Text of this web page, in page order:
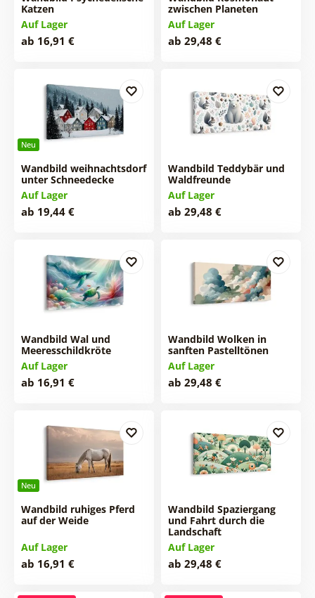
Katzen
Auf Lager
ab 16,91 €
zwischen Planeten
Auf Lager
ab 29,48 €
Neu
Wandbild weihnachtsdorf
unter Schneedecke
Auf Lager
ab 19,44 €
Wandbild Teddybär und
Waldfreunde
Auf Lager
ab 29,48 €
Wandbild Wal und
Meeresschildkröte
Auf Lager
ab 16,91 €
Wandbild Wolken in
sanften Pastelltönen
Auf Lager
ab 29,48 €
Neu
Wandbild ruhiges Pferd
auf der Weide
Auf Lager
ab 16,91 €
Wandbild Spaziergang
und Fahrt durch die
Landschaft
Auf Lager
ab 29,48 €